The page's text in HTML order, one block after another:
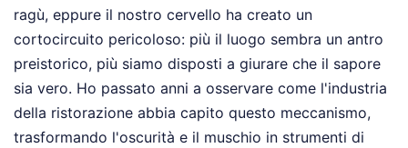
ragù, eppure il nostro cervello ha creato un
cortocircuito pericoloso: più il luogo sembra un antro
preistorico, più siamo disposti a giurare che il sapore
sia vero. Ho passato anni a osservare come l'industria
della ristorazione abbia capito questo meccanismo,
trasformando l'oscurità e il muschio in strumenti di